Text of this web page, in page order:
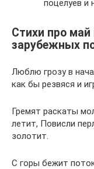
поцелуев и
Стихи про май
зарубежных
Люблю грозу в
как бы резвяся и
Гремят раскаты
летит, Повисли
золотит.
С горы бежит